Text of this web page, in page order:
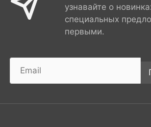
узнавайте о
специальных
первыми.